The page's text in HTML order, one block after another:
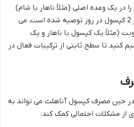
در یک وعده اصلی (مثلاً ناهار یا شام)
مصرف کنید. اگر دوز 2 کپسول در روز توصیه شده است، می
(مثلاً یک کپسول با ناهار و یک
کنید تا سطح ثابتی از ترکیبات فعال در
حین مصرف کپسول آناهلث می تواند به
از مشکلات احتمالی کمک کند: